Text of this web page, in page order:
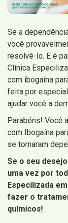
Se a
você
resolvê-lo. E é
Clínica
com ibogaína
feita por
ajudar você a
Parabéns! Você
com Ibogaína
se tornaram
Se o seu
uma vez por
Especilizada
fazer o
químicos!